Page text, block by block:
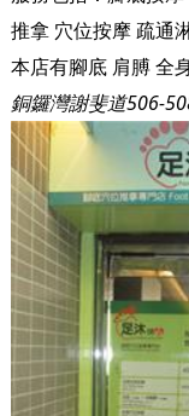
推拿 穴位按摩疏通
銅鑼灣謝斐道506-